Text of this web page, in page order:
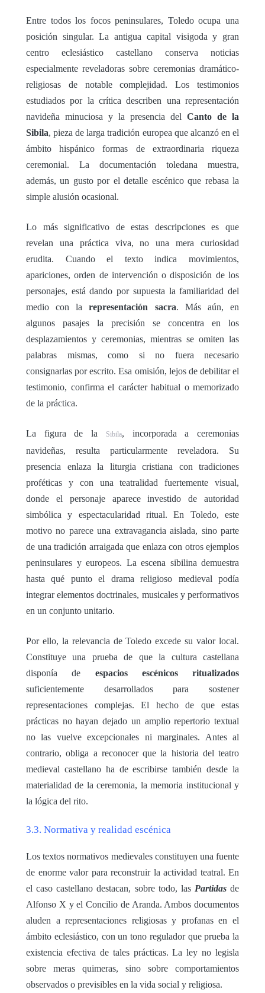
Entre todos los focos peninsulares, Toledo ocupa una
posición singular. La antigua capital visigoda y gran
centro eclesiástico castellano conserva noticias
especialmente reveladoras sobre ceremonias dramático-
religiosas de notable complejidad. Los testimonios
estudiados por la crítica describen una representación
navideña minuciosa y la presencia del Canto de la
Sibila, pieza de larga tradición europea que alcanzó en el
ámbito hispánico formas de extraordinaria riqueza
ceremonial. La documentación toledana muestra,
además, un gusto por el detalle escénico que rebasa la
simple alusión ocasional.
Lo más significativo de estas descripciones es que
revelan una práctica viva, no una mera curiosidad
erudita. Cuando el texto indica movimientos,
apariciones, orden de intervención o disposición de los
personajes, está dando por supuesta la familiaridad del
medio con larepresentación sacra. Más aún, en
algunos pasajes la precisión se concentra en los
desplazamientos y ceremonias, mientras se omiten las
palabras mismas, como si no fuera necesario
consignarlas por escrito. Esa omisión, lejos de debilitar el
testimonio, confirma el carácter habitual o memorizado
de la práctica.
La figura de la Sibila, incorporada a ceremonias
navideñas, resulta particularmente reveladora. Su
presencia enlaza la liturgia cristiana con tradiciones
proféticas y con una teatralidad fuertemente visual,
donde el personaje aparece investido de autoridad
simbólica y espectacularidad ritual. En Toledo, este
motivo no parece una extravagancia aislada, sino parte
de una tradición arraigada que enlaza con otros ejemplos
peninsulares y europeos. La escena sibilina demuestra
hasta qué punto el drama religioso medieval podía
integrar elementos doctrinales, musicales y performativos
en un conjunto unitario.
Por ello, la relevancia de Toledo excede su valor local.
Constituye una prueba de que la cultura castellana
disponía de espacios escénicos ritualizados
suficientemente desarrollados para sostener
representaciones complejas. El hecho de que estas
prácticas no hayan dejado un amplio repertorio textual
no las vuelve excepcionales ni marginales. Antes al
contrario, obliga a reconocer que la historia del teatro
medieval castellano ha de escribirse también desde la
materialidad de la ceremonia, la memoria institucional y
la lógica del rito.
3.3. Normativa y realidad escénica
Los textos normativos medievales constituyen una fuente
de enorme valor para reconstruir la actividad teatral. En
el caso castellano destacan, sobre todo, las Partidasde
Alfonso X y el Concilio de Aranda. Ambos documentos
aluden a representaciones religiosas y profanas en el
ámbito eclesiástico, con un tono regulador que prueba la
existencia efectiva de tales prácticas. La ley no legisla
sobre meras quimeras, sino sobre comportamientos
observados o previsibles en la vida social y religiosa.